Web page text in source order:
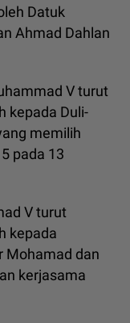
Datuk
Ahmad Dahlan
V turut
kepada Duli-
memilih
pada 13
V turut
kepada
Mohamad dan
kerjasama